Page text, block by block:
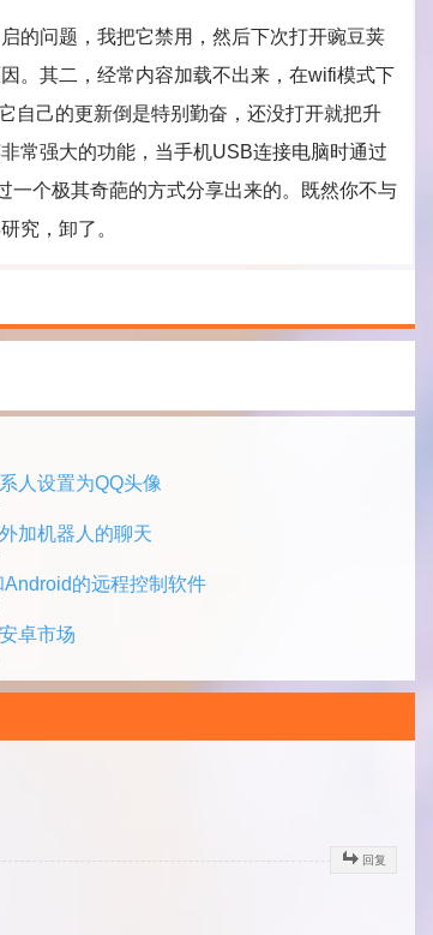
问题，我把它禁用，然后下次打开豌豆荚
。其二，经常内容加载不出来，在wifi模式下
自己的更新倒是特别勤奋，还没打开就把升
常强大的功能，当手机USB连接电脑时通过
一个极其奇葩的方式分享出来的。既然你不与
究，卸了。
人设置为QQ头像
加机器人的聊天
的远程控制软件
卓市场
回复